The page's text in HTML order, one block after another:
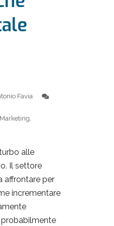
Favia
Marketing
alle
Il settore
affrontare per
incrementare
probabilmente